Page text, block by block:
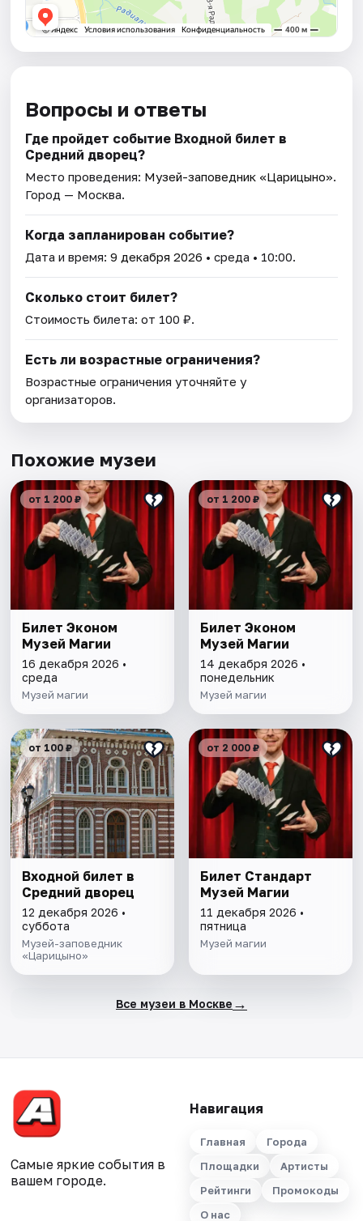
Вопросы и ответы
Где пройдет событие Входной билет в
Средний дворец?
Место проведения: Музей-заповедник «Царицыно».
Город — Москва.
Когда запланирован событие?
Дата и время:9 декабря 2026 • среда • 10:00.
Сколько стоит билет?
Стоимость билета: от 100 ₽.
Есть ли возрастные ограничения?
Возрастные ограничения уточняйте у
организаторов.
Похожие музеи
от 1 200 ₽
Билет Эконом
Музей Магии
16 декабря 2026 •
среда
Музей магии
от 1 200 ₽
Билет Эконом
Музей Магии
14 декабря 2026 •
понедельник
Музей магии
от 100 ₽
Входной билет в
Средний дворец
12 декабря 2026 •
суббота
Музей-заповедник
«Царицыно»
от 2 000 ₽
Билет Стандарт
Музей Магии
11 декабря 2026 •
пятница
Музей магии
Все музеи в Москве →
Самые яркие события в
вашем городе.
Навигация
Главная
Города
Площадки
Артисты
Рейтинги
Промокоды
О нас